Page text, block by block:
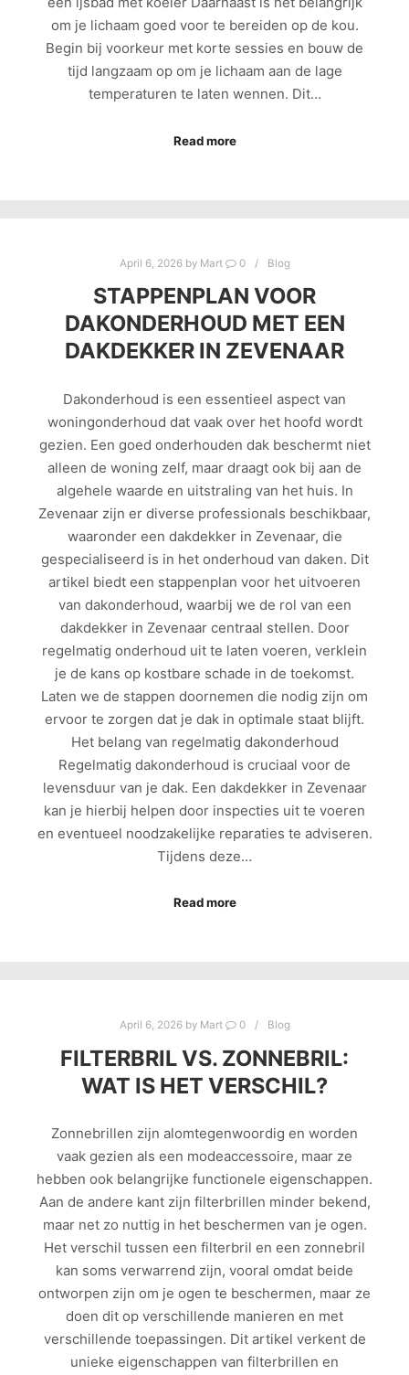
om je lichaam goed voor te bereiden op de kou.
Begin bij voorkeur met korte sessies en bouw de
tijd langzaam op om je lichaam aan de lage
temperaturen te laten wennen. Dit…
Read more
April 6, 2026by Mart 0 Blog
STAPPENPLAN VOOR
DAKONDERHOUD MET EEN
DAKDEKKER IN ZEVENAAR
Dakonderhoud is een essentieel aspect van
woningonderhoud dat vaak over het hoofd wordt
gezien. Een goed onderhouden dak beschermt niet
alleen de woning zelf, maar draagt ook bij aan de
algehele waarde en uitstraling van het huis. In
Zevenaar zijn er diverse professionals beschikbaar,
waaronder een dakdekker in Zevenaar, die
gespecialiseerd is in het onderhoud van daken. Dit
artikel biedt een stappenplan voor het uitvoeren
van dakonderhoud, waarbij we de rol van een
dakdekker in Zevenaar centraal stellen. Door
regelmatig onderhoud uit te laten voeren, verklein
je de kans op kostbare schade in de toekomst.
Laten we de stappen doornemen die nodig zijn om
ervoor te zorgen dat je dak in optimale staat blijft.
Het belang van regelmatig dakonderhoud
Regelmatig dakonderhoud is cruciaal voor de
levensduur van je dak. Een dakdekker in Zevenaar
kan je hierbij helpen door inspecties uit te voeren
en eventueel noodzakelijke reparaties te adviseren.
Tijdens deze…
Read more
April 6, 2026by Mart 0 Blog
FILTERBRIL VS. ZONNEBRIL:
WAT IS HET VERSCHIL?
Zonnebrillen zijn alomtegenwoordig en worden
vaak gezien als een modeaccessoire, maar ze
hebben ook belangrijke functionele eigenschappen.
Aan de andere kant zijn filterbrillen minder bekend,
maar net zo nuttig in het beschermen van je ogen.
Het verschil tussen een filterbril en een zonnebril
kan soms verwarrend zijn, vooral omdat beide
ontworpen zijn om je ogen te beschermen, maar ze
doen dit op verschillende manieren en met
verschillende toepassingen. Dit artikel verkent de
unieke eigenschappen van filterbrillen en